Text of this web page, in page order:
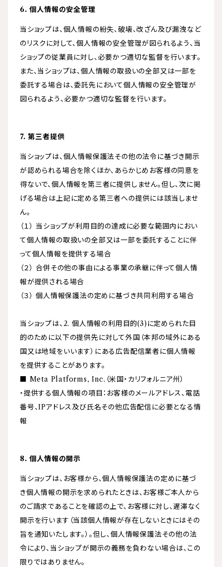
6. 個人情報の安全管理
当ショップは、個人情報の紛失、破壊、改ざん及び漏洩など
のリスクに対して、個人情報の安全管理が図られるよう、当
ショップの従業員に対し、必要かつ適切な監督を行います。
また、当ショップは、個人情報の取扱いの全部又は一部を
委託する場合は、委託先において個人情報の安全管理が
図られるよう、必要かつ適切な監督を行います。
7. 第三者提供
当ショップは、個人情報保護法その他の法令に基づき開示
が認められる場合を除くほか、あらかじめお客様の同意を
得ないで、個人情報を第三者に提供しません。但し、次に掲
げる場合は上記に定める第三者への提供には該当しませ
ん。
（１） 当ショップが利用目的の達成に必要な範囲内におい
て個人情報の取扱いの全部又は一部を委託することに伴
って個人情報を提供する場合
（２） 合併その他の事由による事業の承継に伴って個人情
報が提供される場合
（３） 個人情報保護法の定めに基づき共同利用する場合
当ショップは、2. 個人情報の利用目的(3)に定められた目
的のために以下の提供先に対して外国（本邦の域外にある
国又は地域をいいます）にある広告配信業者に個人情報
を提供することがあります。
■ Meta Platforms, Inc.（米国・カリフォルニア州）
・提供する個人情報の項目：お客様のメールアドレス、電話
番号、IPアドレス及び氏名その他広告配信に必要となる情
報
8. 個人情報の開示
当ショップは、お客様から、個人情報保護法の定めに基づ
き個人情報の開示を求められたときは、お客様ご本人から
のご請求であることを確認の上で、お客様に対し、遅滞なく
開示を行います（当該個人情報が存在しないときにはその
旨を通知いたします。）。但し、個人情報保護法その他の法
令により、当ショップが開示の義務を負わない場合は、この
限りではありません。